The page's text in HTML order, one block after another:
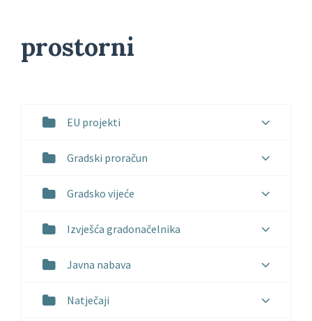
prostorni
EU projekti
Gradski proračun
Gradsko vijeće
Izvješća gradonačelnika
Javna nabava
Natječaji